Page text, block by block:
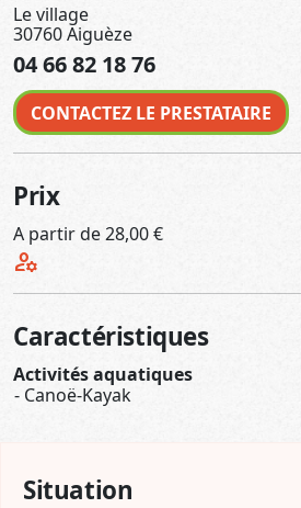
Le village
30760 Aiguèze
04 66 82 18 76
CONTACTEZ LE PRESTATAIRE
Prix
A partir de 28,00 €
manage_accounts
Caractéristiques
Activités aquatiques
Canoë-Kayak
Situation